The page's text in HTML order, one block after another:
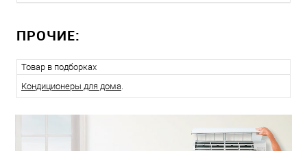
ПРОЧИЕ:
Товар в подборках
Кондиционеры для дома.